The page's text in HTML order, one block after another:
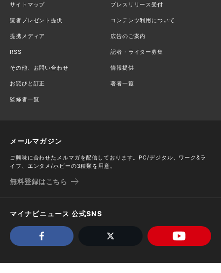
サイトマップ プレスリリース受付
読者プレゼント提供 コンテンツ利用について
提携メディア 広告のご案内
RSS 記者・ライター募集
その他、お問い合わせ 情報提供
お詫びと訂正 著者一覧
監修者一覧
メールマガジン
ご興味に合わせたメルマガを配信しております。PC/デジタル、ワーク&ラ
イフ、エンタメ/ホビーの3種類を用意。
無料登録はこちら
マイナビニュース 公式SNS